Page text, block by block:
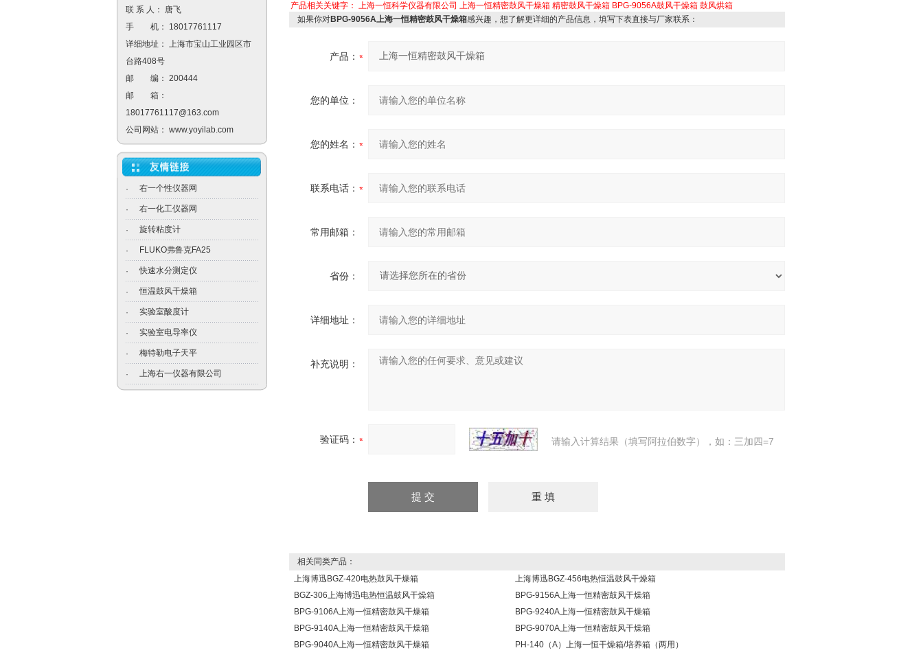
联 系 人： 唐飞
手 机： 18017761117
详细地址： 上海市宝山工业园区市
台路408号
邮 编： 200444
邮 箱：
18017761117@163.com
公司网站： www.yoyilab.com
· 右一个性仪器网
· 右一化工仪器网
· 旋转粘度计
· FLUKO弗鲁克FA25
· 快速水分测定仪
· 恒温鼓风干燥箱
· 实验室酸度计
· 实验室电导率仪
· 梅特勒电子天平
· 上海右一仪器有限公司
产品相关关键字： 上海一恒科学仪器有限公司 上海一恒精密鼓风干燥箱 精密鼓风干燥箱 BPG-9056A鼓风干燥箱 鼓风烘箱
如果你对BPG-9056A上海一恒精密鼓风干燥箱感兴趣，想了解更详细的产品信息，填写下表直接与厂家联系：
产品：
您的单位：
您的姓名：
联系电话：
常用邮箱：
省份：
详细地址：
补充说明：
验证码： 请输入计算结果（填写阿拉伯数字），如：三加四=7
相关同类产品：
上海博迅BGZ-420电热鼓风干燥箱
上海博迅BGZ-456电热恒温鼓风干燥箱
BGZ-306上海博迅电热恒温鼓风干燥箱
BPG-9156A上海一恒精密鼓风干燥箱
BPG-9106A上海一恒精密鼓风干燥箱
BPG-9240A上海一恒精密鼓风干燥箱
BPG-9140A上海一恒精密鼓风干燥箱
BPG-9070A上海一恒精密鼓风干燥箱
BPG-9040A上海一恒精密鼓风干燥箱
PH-140（A）上海一恒干燥箱/培养箱（两用）